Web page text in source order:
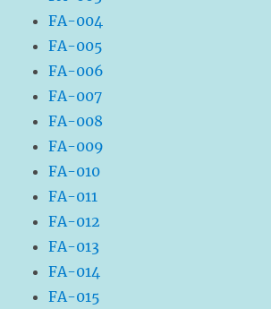
FA-004
FA-005
FA-006
FA-007
FA-008
FA-009
FA-010
FA-011
FA-012
FA-013
FA-014
FA-015